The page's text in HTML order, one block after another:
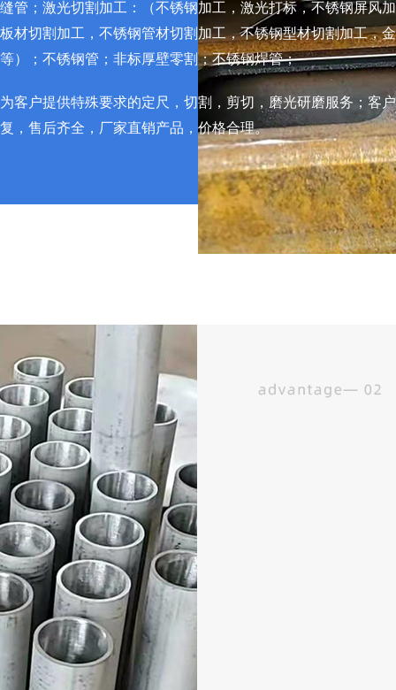
缝管；激光切割加工：（不锈钢加工，激光打标，不锈钢屏风
板材切割加工，不锈钢管材切割加工，不锈钢型材切割加工，
等）；不锈钢管；非标厚壁零割；不锈钢焊管；
为客户提供特殊要求的定尺，切割，剪切，磨光研磨服务；客
复，售后齐全，厂家直销产品，价格合理。